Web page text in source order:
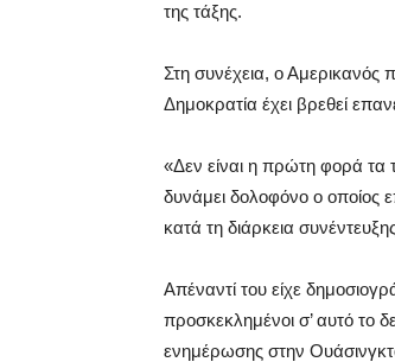
της τάξης.
Στη συνέχεια, ο Αμερικανός
Δημοκρατία έχει βρεθεί
«Δεν είναι η πρώτη φορά τα
δυνάμει δολοφόνο ο οποίος
κατά τη διάρκεια
Απέναντί του είχε
προσκεκλημένοι σ’ αυτό το
ενημέρωσης στην